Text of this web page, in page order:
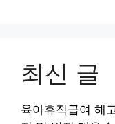
최신 글
육아휴직급여 해